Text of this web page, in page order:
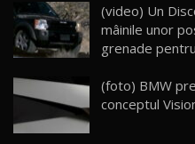
22
Noua Mazda
26:59
23
Lynk & Co
25:19
(video) Un
mâinile unor
grenade
(foto) BMW
conceptul